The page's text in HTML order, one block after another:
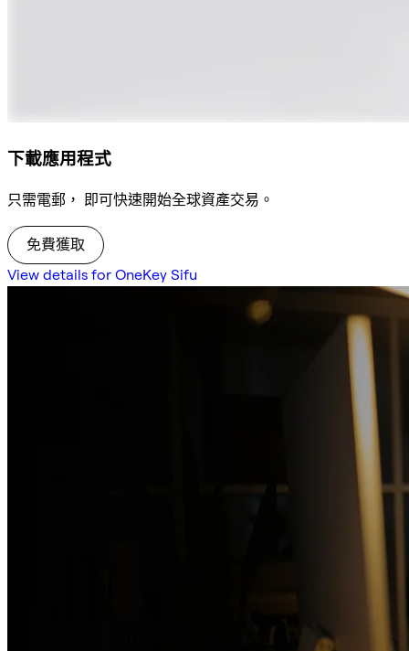
下載應用程式
只需電郵， 即可快速開始全球資產交易。
免費獲取
View details for OneKey Sifu